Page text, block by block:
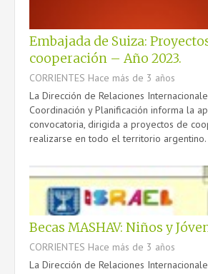
Embajada de Suiza:
cooperación – Año 2023.
CORRIENTES Hace más de 3 años
La Dirección de Relaciones
Coordinación y Planificación informa la
convocatoria, dirigida a proyectos de
realizarse en todo el territorio argentino.
Becas MASHAV: Niños y
CORRIENTES Hace más de 3 años
La Dirección de Relaciones